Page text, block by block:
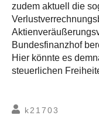
zudem aktuell die
Bundesfinanzhof
Hier könnte es
steuerlichen
k21703